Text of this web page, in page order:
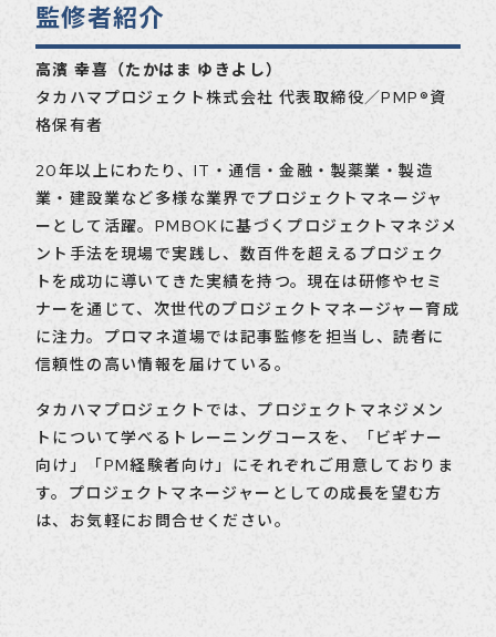
監修者紹介
高濱 幸喜（たかはま ゆきよし）
タカハマプロジェクト株式会社 代表取締役／PMP®資
格保有者
20年以上にわたり、IT・通信・金融・製薬業・製造
業・建設業など多様な業界でプロジェクトマネージャ
ーとして活躍。PMBOKに基づくプロジェクトマネジメ
ント手法を現場で実践し、数百件を超えるプロジェク
トを成功に導いてきた実績を持つ。現在は研修やセミ
ナーを通じて、次世代のプロジェクトマネージャー育成
に注力。プロマネ道場では記事監修を担当し、読者に
信頼性の高い情報を届けている。
タカハマプロジェクトでは、プロジェクトマネジメン
トについて学べるトレーニングコースを、「ビギナー
向け」「PM経験者向け」にそれぞれご用意しておりま
す。プロジェクトマネージャーとしての成長を望む方
は、お気軽にお問合せください。